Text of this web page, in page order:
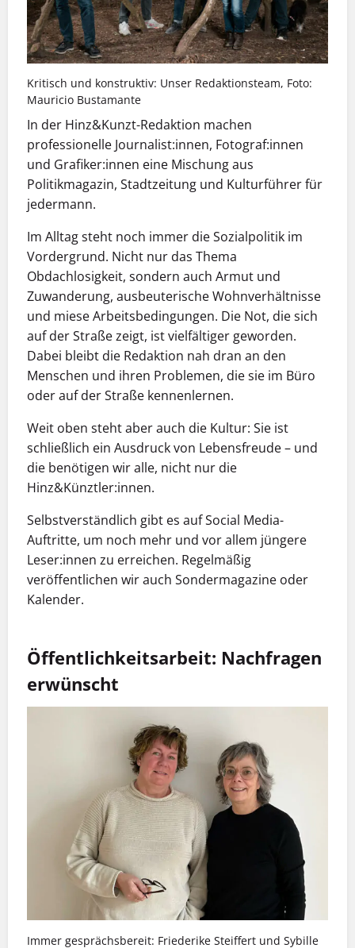
Kritisch und konstruktiv: Unser Redaktionsteam, Foto:
Mauricio Bustamante
In der Hinz&Kunzt-Redaktion machen
professionelle Journalist:innen, Fotograf:innen
und Grafiker:innen eine Mischung aus
Politikmagazin, Stadtzeitung und Kulturführer für
jedermann.
Im Alltag steht noch immer die Sozialpolitik im
Vordergrund. Nicht nur das Thema
Obdachlosigkeit, sondern auch Armut und
Zuwanderung, ausbeuterische Wohnverhältnisse
und miese Arbeitsbedingungen. Die Not, die sich
auf der Straße zeigt, ist vielfältiger geworden.
Dabei bleibt die Redaktion nah dran an den
Menschen und ihren Problemen, die sie im Büro
oder auf der Straße kennenlernen.
Weit oben steht aber auch die Kultur: Sie ist
schließlich ein Ausdruck von Lebensfreude – und
die benötigen wir alle, nicht nur die
Hinz&Künztler:innen.
Selbstverständlich gibt es auf Social Media-
Auftritte, um noch mehr und vor allem jüngere
Leser:innen zu erreichen. Regelmäßig
veröffentlichen wir auch Sondermagazine oder
Kalender.
Öffentlichkeitsarbeit: Nachfragen
erwünscht
Immer gesprächsbereit: Friederike Steiffert und Sybille